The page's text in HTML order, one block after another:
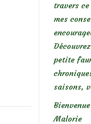
travers
mes
petite
saisons,
Malorie